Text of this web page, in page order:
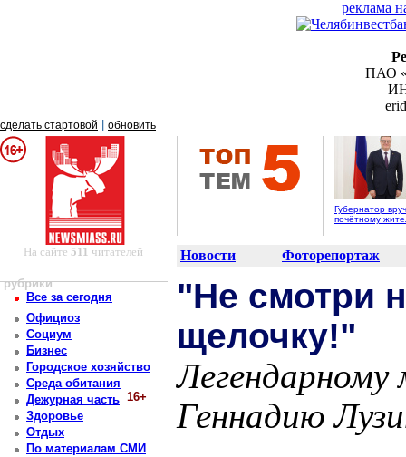
реклама
ПАО
сделать стартовой обновить
Губернатор
почётному
На сайте 511 читателей Новости Фоторепортаж
рубрики
Все за сегодня
Официоз
Социум
Бизнес
Городское хозяйство
Среда обитания
Дежурная часть 16+
Здоровье
Отдых
По материалам СМИ
"Не смотри
щелочку!"
Легендарному
Геннадию